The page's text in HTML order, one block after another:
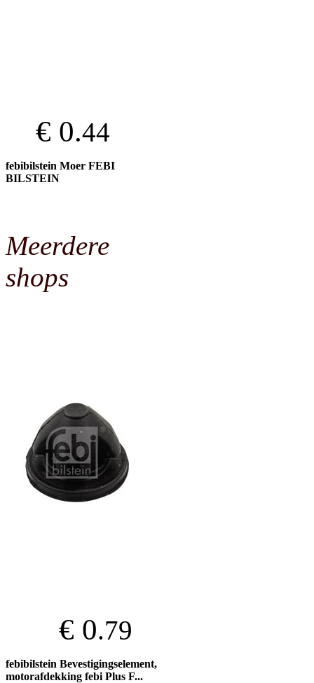
€ 0.44
febibilstein Moer FEBI
BILSTEIN
Meerdere
shops
€ 0.79
febibilstein Bevestigingselement,
motorafdekking febi Plus F...